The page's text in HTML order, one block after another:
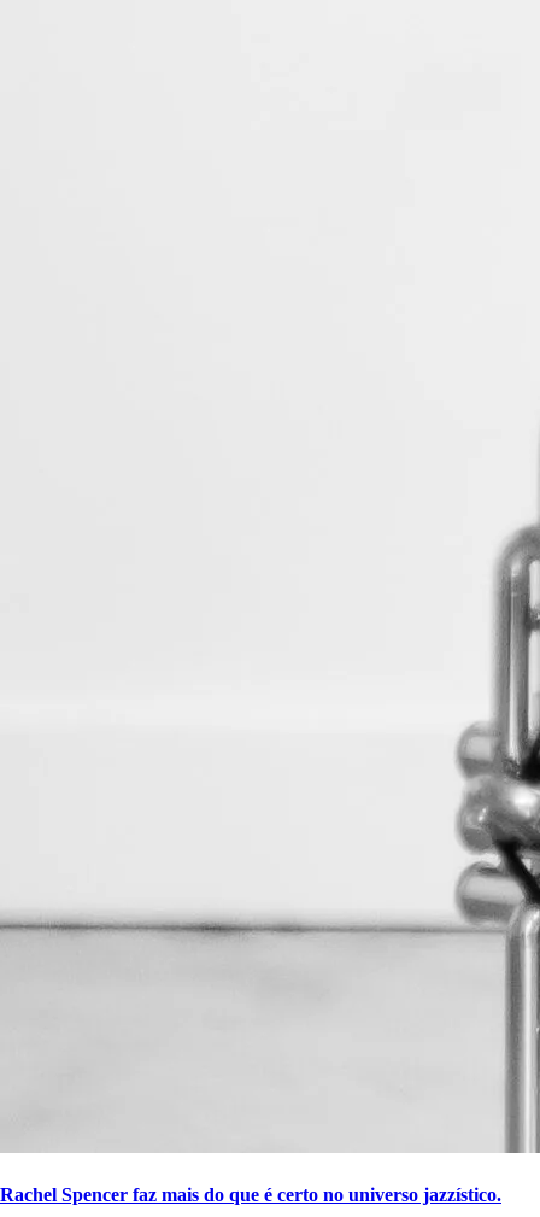
Rachel Spencer faz mais do que é certo no universo jazzístico.